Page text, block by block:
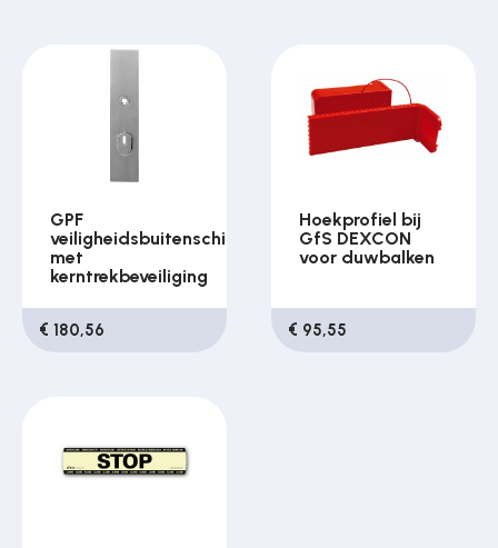
GPF
veiligheidsbuitenschild
met
kerntrekbeveiliging
€ 180,56
Hoekprofiel bij
GfS DEXCON
voor duwbalken
€ 95,55